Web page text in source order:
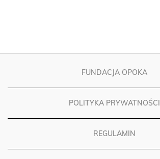
FUNDACJA OPOKA
POLITYKA PRYWATNOŚCI
REGULAMIN